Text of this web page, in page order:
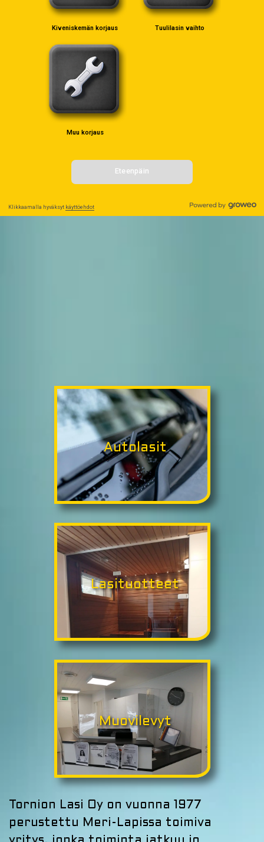
Autolasit
Lasituotteet
Muovilevyt
Tornion Lasi Oy on vuonna 1977
perustettu Meri-Lapissa toimiva